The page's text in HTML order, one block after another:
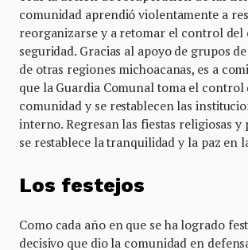
comunidad aprendió violentamente a
reorganizarse y a retomar el control del
seguridad. Gracias al apoyo de grupos
de otras regiones michoacanas, es a
que la Guardia Comunal toma el control
comunidad y se restablecen las
interno. Regresan las fiestas religiosas y
se restablece la tranquilidad y la paz en
Los festejos
Como cada año en que se ha logrado
decisivo que dio la comunidad en